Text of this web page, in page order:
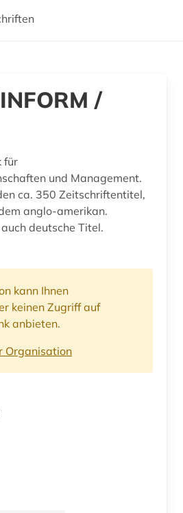
/
für
und Management.
ca. 350 Zeitschriftentitel,
anglo-amerikan.
deutsche Titel.
kann Ihnen
keinen Zugriff auf
anbieten.
Organisation